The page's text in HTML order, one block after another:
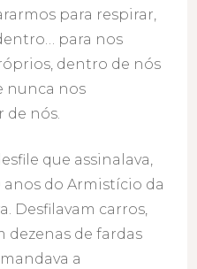
para respirar,
para nos
dentro de nós
nunca nos
de nós.
que assinalava,
anos do Armistício da
Desfilavam carros,
dezenas de fardas
a